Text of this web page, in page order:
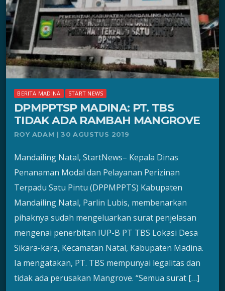
BERITA MADINA START NEWS
DPMPPTSP MADINA: PT. TBS
TIDAK ADA RAMBAH MANGROVE
ROY ADAM | 30 AGUSTUS 2019
Mandailing Natal, StartNews– Kepala Dinas
Penanaman Modal dan Pelayanan Perizinan
Terpadu Satu Pintu (DPPMPPTS) Kabupaten
Mandailing Natal, Parlin Lubis, membenarkan
pihaknya sudah mengeluarkan surat penjelasan
mengenai penerbitan IUP-B PT TBS Lokasi Desa
Sikara-kara, Kecamatan Natal, Kabupaten Madina.
Ia mengatakan, PT. TBS mempunyai legalitas dan
tidak ada perusakan Mangrove. “Semua surat […]